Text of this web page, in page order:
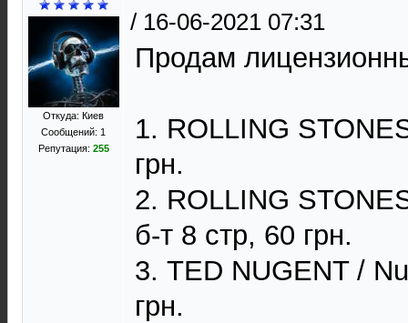
Откуда: Киев
Сообщений: 1
Репутация: 255
/ 16-06-2021 07:31
Продам
1. ROLLING
грн.
2. ROLLING
б-т 8 стр, 60 грн.
3. TED NUGENT /
грн.